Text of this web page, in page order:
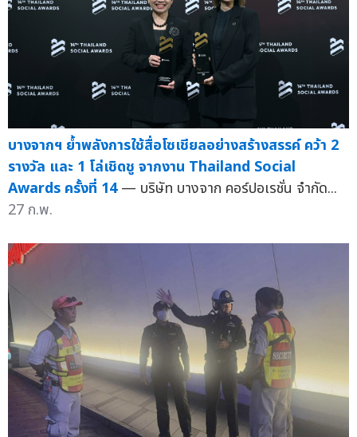
บางจากฯ ย้ำพลังการใช้สื่อโซเชียลอย่างสร้างสรรค์ คว้า 2
รางวัล และ 1 โล่เชิดชู จากงาน Thailand Social
Awards ครั้งที่ 14 — บริษัท บางจาก คอร์ปอเรชั่น จำกัด...
27 ก.พ.